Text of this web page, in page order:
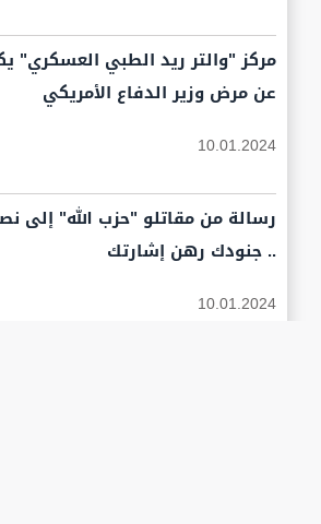
مركز "والتر ريد الطبي العسكري"
عن مرض وزير الدفاع الأمريكي
10.01.2024
رسالة من مقاتلو "حزب الله" إلى
.. جنودك رهن إشارتك
10.01.2024